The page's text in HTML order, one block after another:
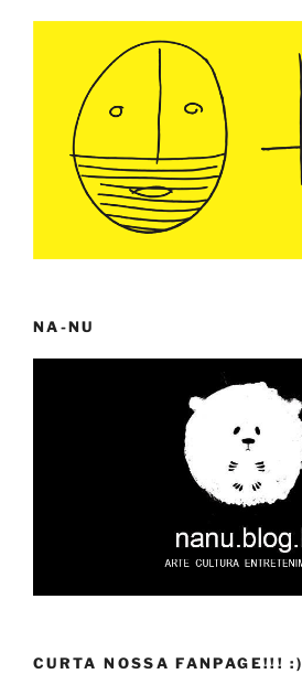
NA-NU
CURTA NOSSA FANPAGE!!! :)